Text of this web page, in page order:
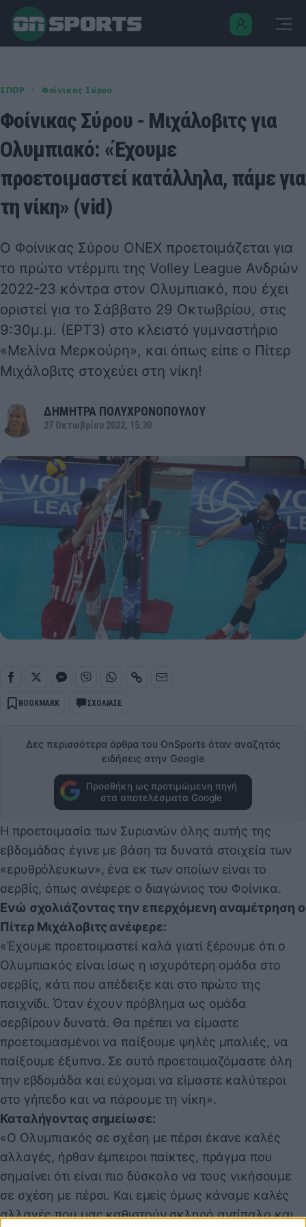
ΣΠΟΡ · Φοίνικας Σύρου
Φοίνικας Σύρου - Μιχάλοβιτς για
Ολυμπιακό: «Έχουμε
προετοιμαστεί κατάλληλα, πάμε για
τη νίκη» (vid)
Ο Φοίνικας Σύρου ONEX προετοιμάζεται για
το πρώτο ντέρμπι της Volley League Ανδρών
2022-23 κόντρα στον Ολυμπιακό, που έχει
οριστεί για το Σάββατο 29 Οκτωβρίου, στις
9:30μ.μ. (ΕΡΤ3) στο κλειστό γυμναστήριο
«Μελίνα Μερκούρη», και όπως είπε ο Πίτερ
Μιχάλοβιτς στοχεύει στη νίκη!
ΔΗΜΗΤΡΑ ΠΟΛΥΧΡΟΝΟΠΟΥΛΟΥ
27 Οκτωβρίου 2022, 15:30
BOOKMARK ΣΧΟΛΙΑΣΕ
Δες περισσότερα άρθρα του OnSports όταν αναζητάς
ειδήσεις στην Google
Προσθήκη ως προτιμώμενη πηγή
στα αποτελέσματα Google
Η προετοιμασία των Συριανών όλης αυτής της
εβδομάδας έγινε με βάση τα δυνατά στοιχεία των
«ερυθρόλευκων», ένα εκ των οποίων είναι το
σερβίς, όπως ανέφερε ο διαγώνιος του Φοίνικα.
Ενώ σχολιάζοντας την επερχόμενη αναμέτρηση ο
Πίτερ Μιχάλοβιτς ανέφερε:
«Έχουμε προετοιμαστεί καλά γιατί ξέρουμε ότι ο
Ολυμπιακός είναι ίσως η ισχυρότερη ομάδα στο
σερβίς, κάτι που απέδειξε και στο πρώτο της
παιχνίδι. Όταν έχουν πρόβλημα ως ομάδα
σερβίρουν δυνατά. Θα πρέπει να είμαστε
προετοιμασμένοι να παίξουμε ψηλές μπαλιές, να
παίξουμε έξυπνα. Σε αυτό προετοιμαζόμαστε όλη
την εβδομάδα και εύχομαι να είμαστε καλύτεροι
στο γήπεδο και να πάρουμε τη νίκη».
Καταλήγοντας σημείωσε:
«Ο Ολυμπιακός σε σχέση με πέρσι έκανε καλές
αλλαγές, ήρθαν έμπειροι παίκτες, πράγμα που
σημαίνει ότι είναι πιο δύσκολο να τους νικήσουμε
σε σχέση με πέρσι. Και εμείς όμως κάναμε καλές
αλλαγές που μας καθιστούν σκληρό αντίπαλο και